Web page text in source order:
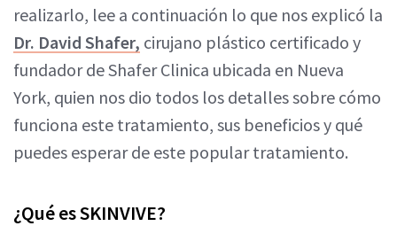
realizarlo, lee a continuación lo que nos explicó la
Dr. David Shafer, cirujano plástico certificado y
fundador de Shafer Clinica ubicada en Nueva
York, quien nos dio todos los detalles sobre cómo
funciona este tratamiento, sus beneficios y qué
puedes esperar de este popular tratamiento.
¿Qué es SKINVIVE?